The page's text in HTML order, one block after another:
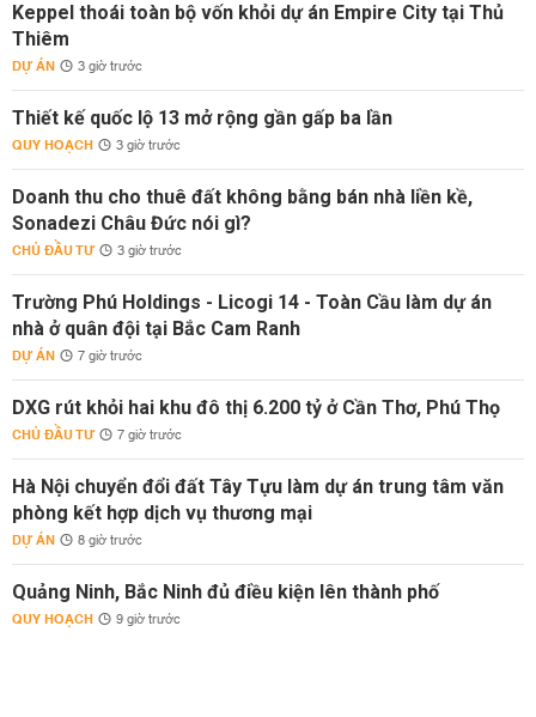
Keppel thoái toàn bộ vốn khỏi dự án Empire City tại Thủ
Thiêm
DỰ ÁN 3 giờ trước
Thiết kế quốc lộ 13 mở rộng gần gấp ba lần
QUY HOẠCH 3 giờ trước
Doanh thu cho thuê đất không bằng bán nhà liền kề,
Sonadezi Châu Đức nói gì?
CHỦ ĐẦU TƯ 3 giờ trước
Trường Phú Holdings - Licogi 14 - Toàn Cầu làm dự án
nhà ở quân đội tại Bắc Cam Ranh
DỰ ÁN 7 giờ trước
DXG rút khỏi hai khu đô thị 6.200 tỷ ở Cần Thơ, Phú Thọ
CHỦ ĐẦU TƯ 7 giờ trước
Hà Nội chuyển đổi đất Tây Tựu làm dự án trung tâm văn
phòng kết hợp dịch vụ thương mại
DỰ ÁN 8 giờ trước
Quảng Ninh, Bắc Ninh đủ điều kiện lên thành phố
QUY HOẠCH 9 giờ trước